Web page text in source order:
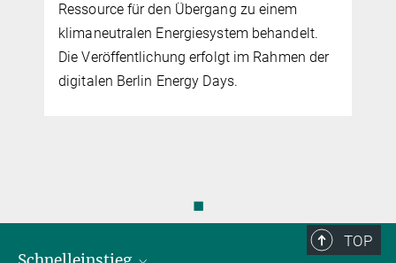
und wurde vom TIPMIP-Team sowie lokalen
Forschungspartnern organisiert.
◼
TOP